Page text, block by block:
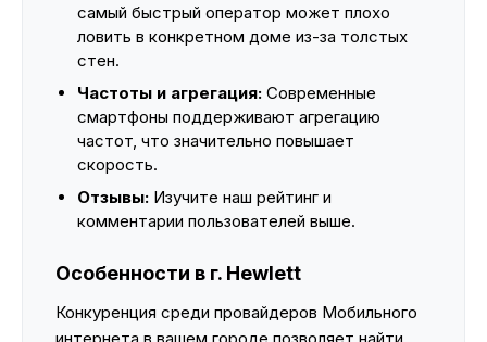
самый быстрый оператор может плохо
ловить в конкретном доме из-за толстых
стен.
Частоты и агрегация: Современные
смартфоны поддерживают агрегацию
частот, что значительно повышает
скорость.
Отзывы: Изучите наш рейтинг и
комментарии пользователей выше.
Особенности в г. Hewlett
Конкуренция среди провайдеров Мобильного